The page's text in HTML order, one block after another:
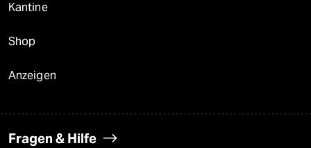
Kantine
Shop
Anzeigen
Fragen & Hilfe